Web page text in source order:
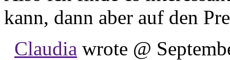
kann, dann aber auf den
Claudia wrote @